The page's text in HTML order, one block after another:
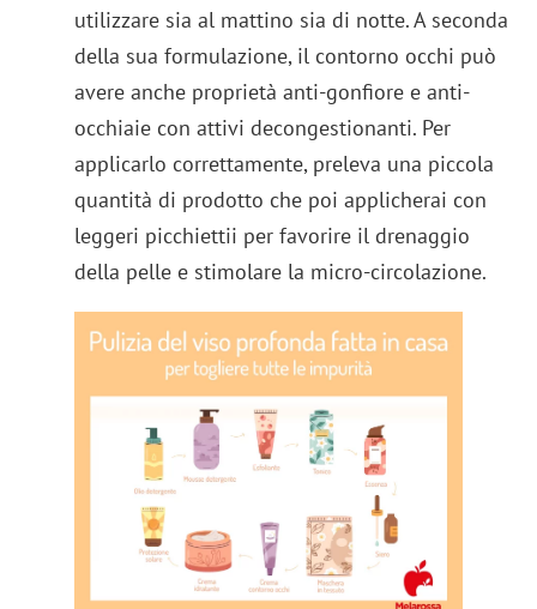
utilizzare sia al mattino sia di notte. A seconda
della sua formulazione, il contorno occhi può
avere anche proprietà anti-gonfiore e anti-
occhiaie con attivi decongestionanti. Per
applicarlo correttamente, preleva una piccola
quantità di prodotto che poi applicherai con
leggeri picchiettii per favorire il drenaggio
della pelle e stimolare la micro-circolazione.